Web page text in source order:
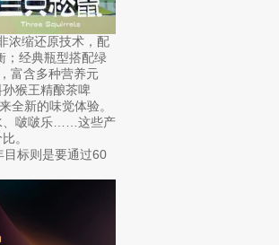
浓缩还原技术，配
；经典瓶型搭配绿
富含多种营养元
猴王精酿茶啤
全新的味觉体验。
、啵啵乐……这些产
。
标则是要通过60